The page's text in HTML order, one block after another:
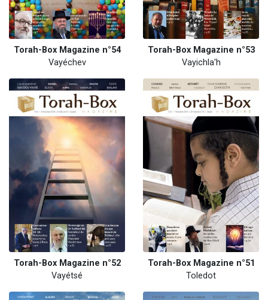
Torah-Box Magazine n°54
Vayéchev
Torah-Box Magazine n°53
Vayichla'h
Torah-Box Magazine n°52
Vayétsé
Torah-Box Magazine n°51
Toledot